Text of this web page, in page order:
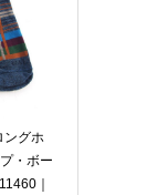
ングホ
・ボー
｜